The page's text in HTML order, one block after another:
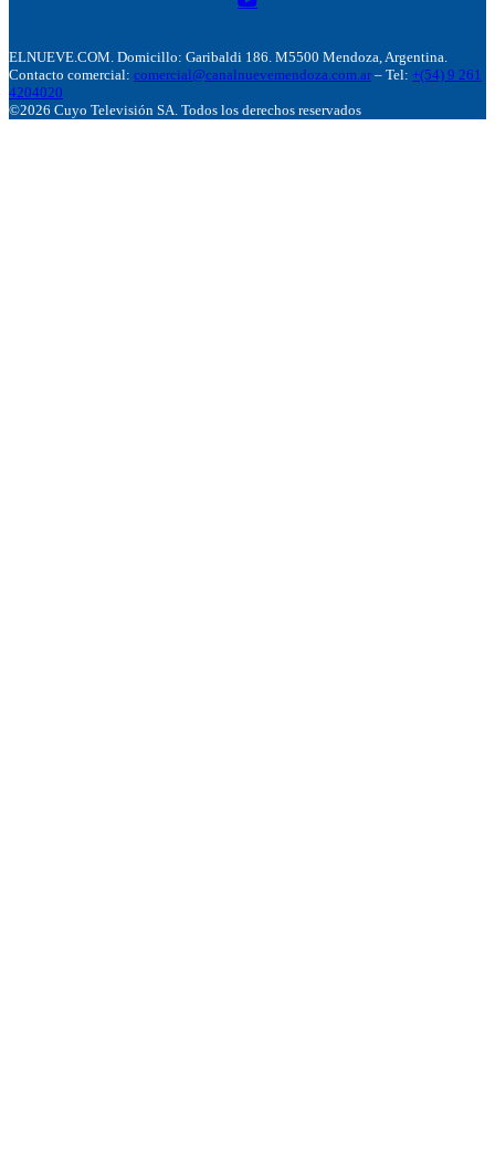
ELNUEVE.COM. Domicillo: Garibaldi 186. M5500 Mendoza, Argentina.
Contacto comercial: comercial@canalnuevemendoza.com.ar – Tel: +(54) 9 261
4204020
©2026 Cuyo Televisión SA. Todos los derechos reservados